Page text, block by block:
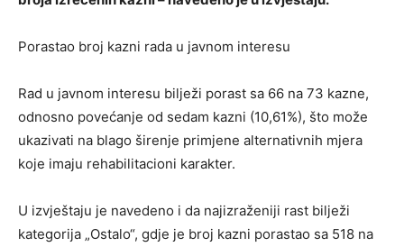
Porastao broj kazni rada u javnom interesu
Rad u javnom interesu bilježi porast sa 66 na 73 kazne,
odnosno povećanje od sedam kazni (10,61%), što može
ukazivati na blago širenje primjene alternativnih mjera
koje imaju rehabilitacioni karakter.
U izvještaju je navedeno i da najizraženiji rast bilježi
kategorija „Ostalo“, gdje je broj kazni porastao sa 518 na